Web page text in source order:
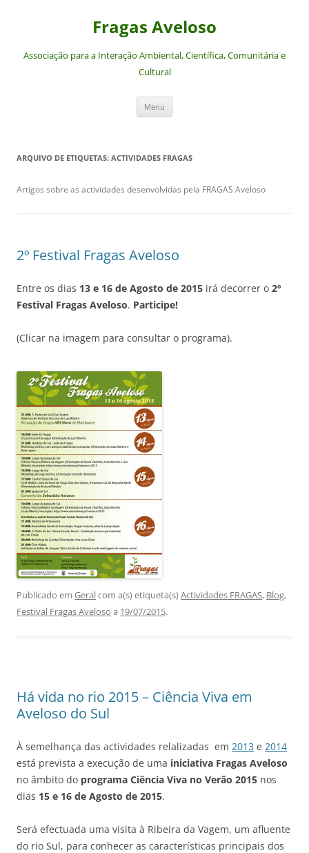
Fragas Aveloso
Associação para a Interação Ambiental, Científica, Comunitária e
Cultural
Menu
ARQUIVO DE ETIQUETAS: ACTIVIDADES FRAGAS
Artigos sobre as actividades desenvolvidas pela FRAGAS Aveloso
2º Festival Fragas Aveloso
Entre os dias 13 e 16 de Agosto de 2015 irá decorrer o 2º
Festival Fragas Aveloso. Participe!
(Clicar na imagem para consultar o programa).
Publicado em Geralcom a(s) etiqueta(s)Actividades FRAGAS, Blog,
Festival Fragas Aveloso a 19/07/2015.
Há vida no rio 2015 – Ciência Viva em
Aveloso do Sul
À semelhança das actividades relalizadas em 2013 e 2014
está prevista a execução de uma iniciativa Fragas Aveloso
no âmbito do programa Ciência Viva no Verão 2015 nos
dias 15 e 16 de Agosto de 2015.
Será efectuada uma visita à Ribeira da Vagem, um afluente
do rio Sul, para conhecer as características principais dos